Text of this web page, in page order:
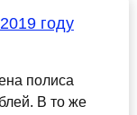
году
полиса
В то же